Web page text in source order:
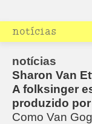
notícias
notícias
Sharon Van
A folksinger
produzido
Como Van